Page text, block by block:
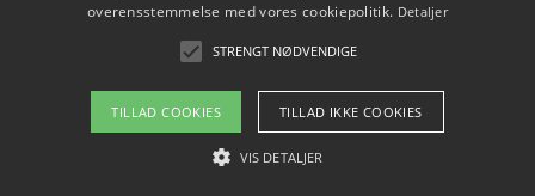
Copyright 2026 - Pilanto Aps
Om / kontakt
Blog Betingelser
overensstemmelse med vores cookiepolitik. Detaljer
STRENGT NØDVENDIGE
TILLAD COOKIES TILLAD IKKE COOKIES
VIS DETALJER